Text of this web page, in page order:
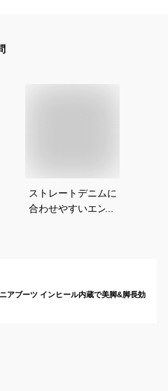
ストレートデニムに
合わせやすいエンジ
アブーツ インヒール内蔵で美脚&脚長効